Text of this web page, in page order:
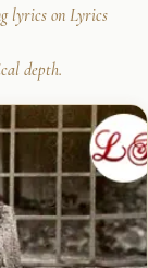
lyrics on Lyrics
depth.